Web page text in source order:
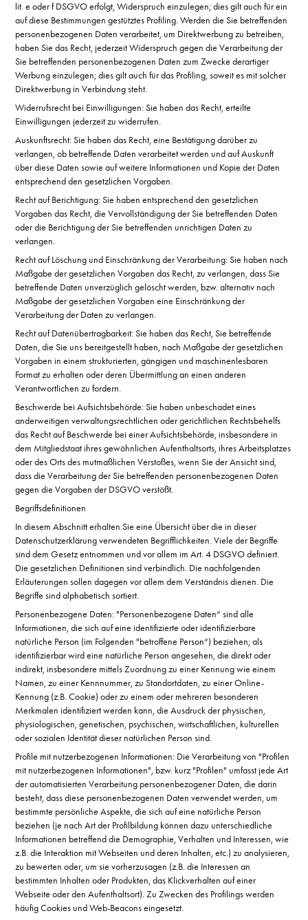
lit. e oder f DSGVO erfolgt, Widerspruch einzulegen; dies gilt auch für ein
auf diese Bestimmungen gestütztes Profiling. Werden die Sie betreffenden
personenbezogenen Daten verarbeitet, um Direktwerbung zu betreiben,
haben Sie das Recht, jederzeit Widerspruch gegen die Verarbeitung der
Sie betreffenden personenbezogenen Daten zum Zwecke derartiger
Werbung einzulegen; dies gilt auch für das Profiling, soweit es mit solcher
Direktwerbung in Verbindung steht.
Widerrufsrecht bei Einwilligungen: Sie haben das Recht, erteilte
Einwilligungen jederzeit zu widerrufen.
Auskunftsrecht: Sie haben das Recht, eine Bestätigung darüber zu
verlangen, ob betreffende Daten verarbeitet werden und auf Auskunft
über diese Daten sowie auf weitere Informationen und Kopie der Daten
entsprechend den gesetzlichen Vorgaben.
Recht auf Berichtigung: Sie haben entsprechend den gesetzlichen
Vorgaben das Recht, die Vervollständigung der Sie betreffenden Daten
oder die Berichtigung der Sie betreffenden unrichtigen Daten zu
verlangen.
Recht auf Löschung und Einschränkung der Verarbeitung: Sie haben nach
Maßgabe der gesetzlichen Vorgaben das Recht, zu verlangen, dass Sie
betreffende Daten unverzüglich gelöscht werden, bzw. alternativ nach
Maßgabe der gesetzlichen Vorgaben eine Einschränkung der
Verarbeitung der Daten zu verlangen.
Recht auf Datenübertragbarkeit: Sie haben das Recht, Sie betreffende
Daten, die Sie uns bereitgestellt haben, nach Maßgabe der gesetzlichen
Vorgaben in einem strukturierten, gängigen und maschinenlesbaren
Format zu erhalten oder deren Übermittlung an einen anderen
Verantwortlichen zu fordern.
Beschwerde bei Aufsichtsbehörde: Sie haben unbeschadet eines
anderweitigen verwaltungsrechtlichen oder gerichtlichen Rechtsbehelfs
das Recht auf Beschwerde bei einer Aufsichtsbehörde, insbesondere in
dem Mitgliedstaat ihres gewöhnlichen Aufenthaltsorts, ihres Arbeitsplatzes
oder des Orts des mutmaßlichen Verstoßes, wenn Sie der Ansicht sind,
dass die Verarbeitung der Sie betreffenden personenbezogenen Daten
gegen die Vorgaben der DSGVO verstößt.
Begriffsdefinitionen
In diesem Abschnitt erhalten Sie eine Übersicht über die in dieser
Datenschutzerklärung verwendeten Begrifflichkeiten. Viele der Begriffe
sind dem Gesetz entnommen und vor allem im Art. 4 DSGVO definiert.
Die gesetzlichen Definitionen sind verbindlich. Die nachfolgenden
Erläuterungen sollen dagegen vor allem dem Verständnis dienen. Die
Begriffe sind alphabetisch sortiert.
Personenbezogene Daten: "Personenbezogene Daten“ sind alle
Informationen, die sich auf eine identifizierte oder identifizierbare
natürliche Person (im Folgenden "betroffene Person“) beziehen; als
identifizierbar wird eine natürliche Person angesehen, die direkt oder
indirekt, insbesondere mittels Zuordnung zu einer Kennung wie einem
Namen, zu einer Kennnummer, zu Standortdaten, zu einer Online-
Kennung (z.B. Cookie) oder zu einem oder mehreren besonderen
Merkmalen identifiziert werden kann, die Ausdruck der physischen,
physiologischen, genetischen, psychischen, wirtschaftlichen, kulturellen
oder sozialen Identität dieser natürlichen Person sind.
Profile mit nutzerbezogenen Informationen: Die Verarbeitung von "Profilen
mit nutzerbezogenen Informationen", bzw. kurz "Profilen" umfasst jede Art
der automatisierten Verarbeitung personenbezogener Daten, die darin
besteht, dass diese personenbezogenen Daten verwendet werden, um
bestimmte persönliche Aspekte, die sich auf eine natürliche Person
beziehen (je nach Art der Profilbildung können dazu unterschiedliche
Informationen betreffend die Demographie, Verhalten und Interessen, wie
z.B. die Interaktion mit Webseiten und deren Inhalten, etc.) zu analysieren,
zu bewerten oder, um sie vorherzusagen (z.B. die Interessen an
bestimmten Inhalten oder Produkten, das Klickverhalten auf einer
Webseite oder den Aufenthaltsort). Zu Zwecken des Profilings werden
häufig Cookies und Web-Beacons eingesetzt.